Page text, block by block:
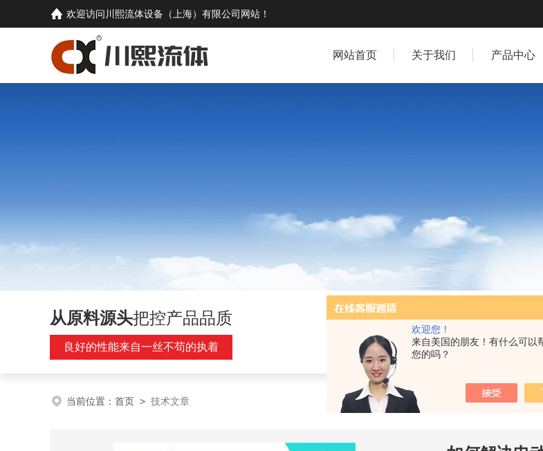
欢迎您！
来自美国的朋友！有什么可以
您的吗？
欢迎访问 川熙流体设备（上海）有限公司 网站！
网站首页 关于我们 产品中心
从原料源头把控产品品质
良好的性能来自一丝不苟的执着 热门关键词：气动隔膜阀,气动角座阀,电气动
当前位置： 首页 > 技术文章